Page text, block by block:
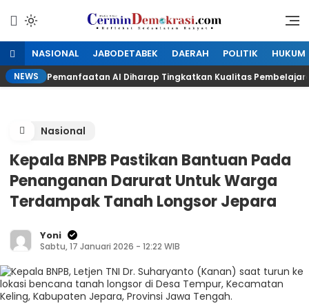
konten
CerminDemokrasi.com
Refleksi Kedaulatan Rakyat
NASIONAL JABODETABEK DAERAH POLITIK HUKUM
NEWS Pemanfaatan AI Diharap Tingkatkan Kualitas
Nasional
Kepala BNPB Pastikan Bantuan Pada
Penanganan Darurat Untuk Warga
Terdampak Tanah Longsor Jepara
Yoni
Sabtu, 17 Januari 2026 - 12:22 WIB
Senin, 18 Agustus 2025